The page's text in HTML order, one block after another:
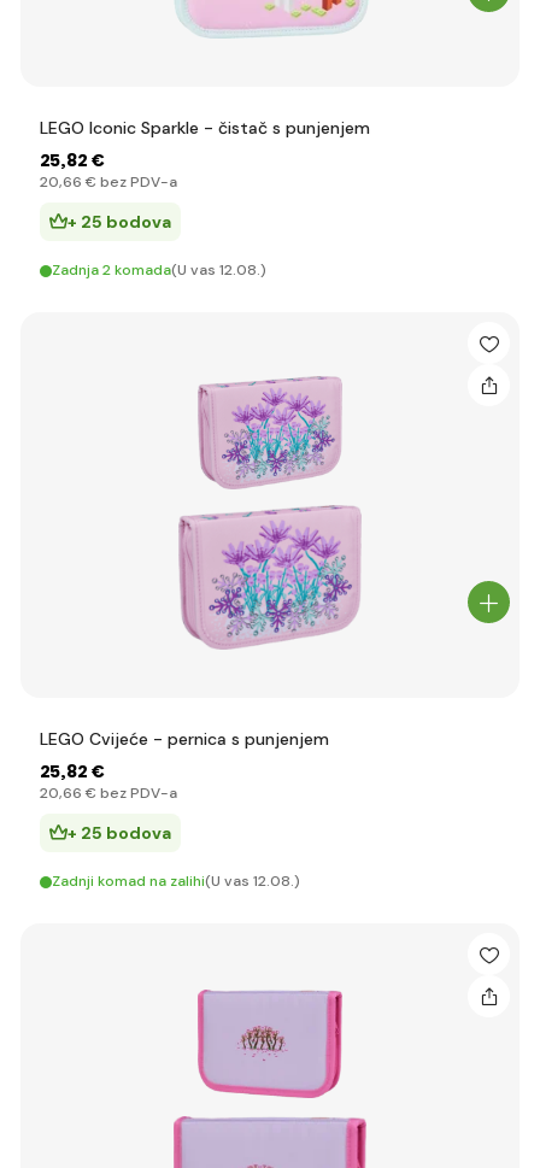
LEGO Iconic Sparkle - čistač s punjenjem
25,82 €
20,66 € bez PDV-a
+ 25 bodova
Zadnja 2 komada(U vas 12.08.)
LEGO Cvijeće - pernica s punjenjem
25,82 €
20,66 € bez PDV-a
+ 25 bodova
Zadnji komad na zalihi(U vas 12.08.)